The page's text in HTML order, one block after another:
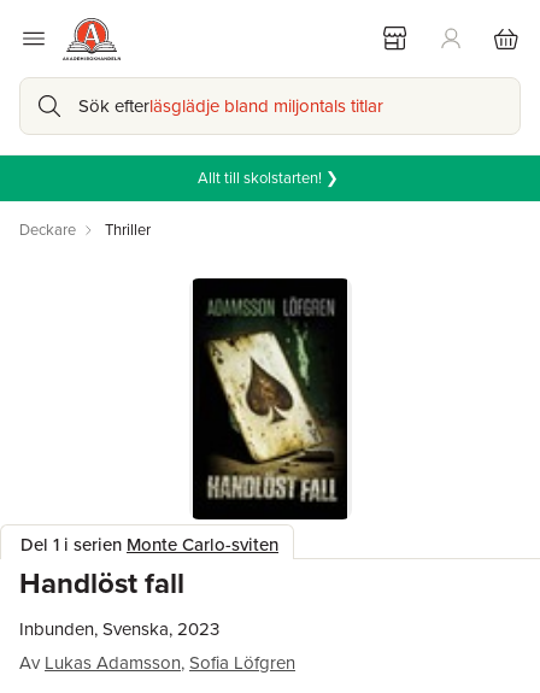
Sök efterläsglädje bland miljontals titlar
Allt till skolstarten! ❯
Deckare Thriller
Del 1 i serien Monte Carlo-sviten
Handlöst fall
Inbunden, Svenska, 2023
Av Lukas Adamsson,Sofia Löfgren